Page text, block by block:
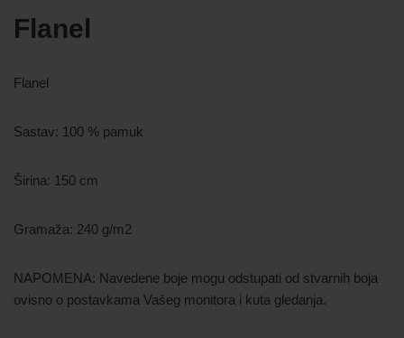
Flanel
Flanel
Sastav: 100 % pamuk
Širina: 150 cm
Gramaža: 240 g/m2
NAPOMENA: Navedene boje mogu odstupati od stvarnih boja
ovisno o postavkama Vašeg monitora i kuta gledanja.